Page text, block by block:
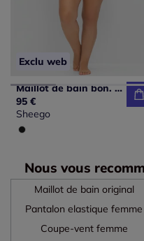
Exclu web
Maillot de bain bon. b, c, d, e, f
95 €
Sheego
Nous vous
Maillot de bain original
Pantalon elastique femme
Coupe-vent femme